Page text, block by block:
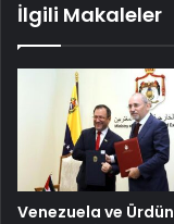
İlgili Makaleler
Venezuela ve Ürdün